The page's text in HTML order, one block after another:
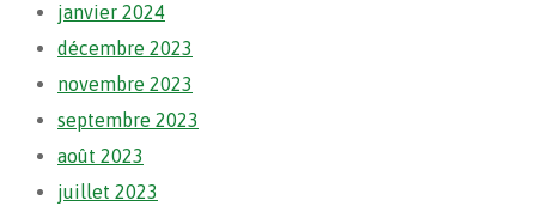
janvier 2024
décembre 2023
novembre 2023
septembre 2023
août 2023
juillet 2023